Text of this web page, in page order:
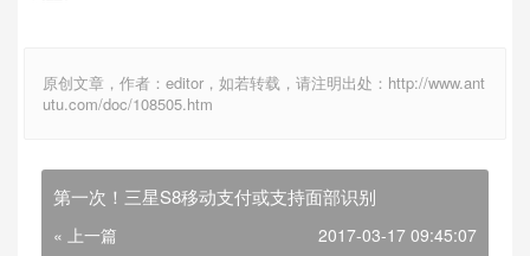
原创文章，作者：editor，如若转载，请注明出处：http://www.ant
utu.com/doc/108505.htm
第一次！三星S8移动支付或支持面部识别
« 上一篇 2017-03-17 09:45:07